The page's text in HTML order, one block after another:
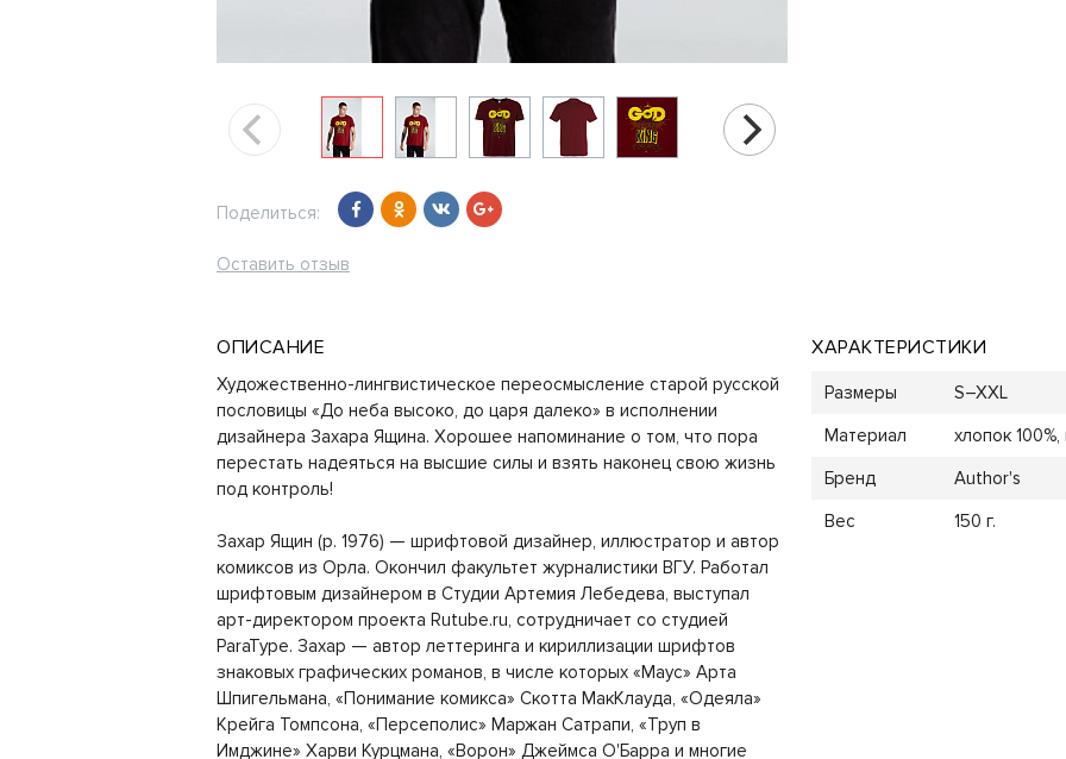
Поделиться:
Оставить отзыв
ОПИСАНИЕ
Художественно-лингвистическое переосмысление старой русской
пословицы «До неба высоко, до царя далеко» в исполнении
дизайнера Захара Ящина. Хорошее напоминание о том, что пора
перестать надеяться на высшие силы и взять наконец свою жизнь
под контроль!
Захар Ящин (р. 1976) — шрифтовой дизайнер, иллюстратор и автор
комиксов из Орла. Окончил факультет журналистики ВГУ. Работал
шрифтовым дизайнером в Студии Артемия Лебедева, выступал
арт-директором проекта Rutube.ru, сотрудничает со студией
ParaType. Захар — автор леттеринга и кириллизации шрифтов
знаковых графических романов, в числе которых «Маус» Арта
Шпигельмана, «Понимание комикса» Скотта МакКлауда, «Одеяла»
Крейга Томпсона, «Персеполис» Маржан Сатрапи, «Труп в
Имджине» Харви Курцмана, «Ворон» Джеймса О'Барра и многие
ХАРАКТЕРИСТИКИ
Размеры
S–XXL
Материал
хлопок
Бренд
Author's
Вес
150 г.